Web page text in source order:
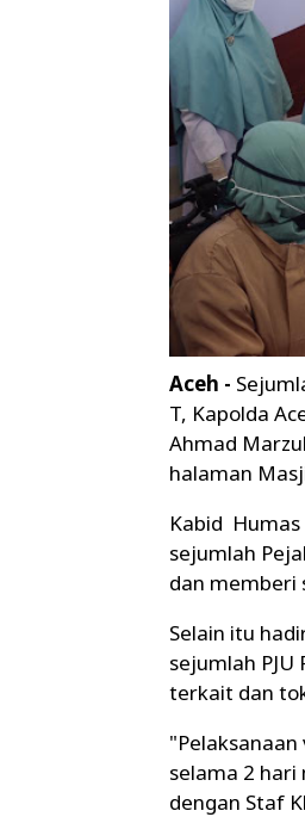
Aceh -
T, Kapolda
Ahmad
halaman
Kabid Humas
sejumlah
dan memberi
Selain itu
sejumlah
terkait dan
selama 2 hari
dengan Staf